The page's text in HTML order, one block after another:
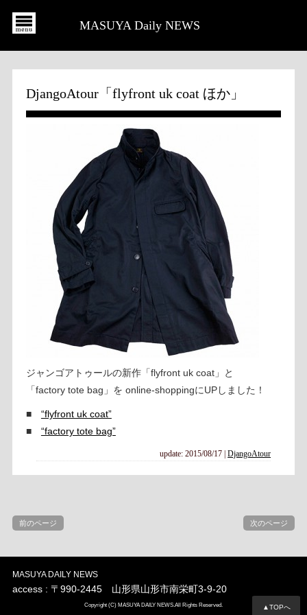
MASUYA Daily NEWS
▲TOPへ
DjangoAtour「flyfront uk coat ほか」
ジャンゴアトゥールの新作「flyfront uk coat」と
「factory tote bag」を online-shoppingにUPしました！
■ “flyfront uk coat”
■ “factory tote bag”
update: 2015/08/17 |DjangoAtour
前のページ 次のページ
MASUYA DAILY NEWS
access : 〒990-2445 山形県山形市南栄町3-9-20
Copyright (C) MASUYA DAILY NEWS.All Rights Reserved.